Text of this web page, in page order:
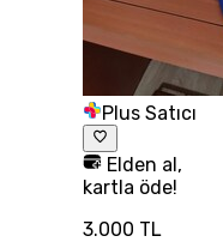
Plus Satıcı
Elden al,
kartla öde!
3.000 TL